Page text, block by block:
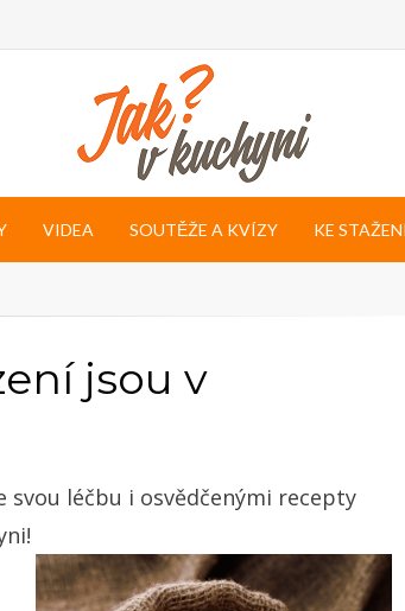
VIDEA SOUTĚŽE A KVÍZY KE
jsou v
léčbu i osvědčenými recepty